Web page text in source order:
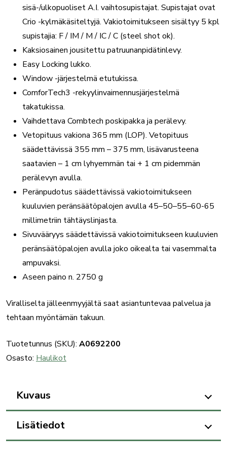
sisä-/ulkopuoliset A.I. vaihtosupistajat. Supistajat ovat
Crio -kylmäkäsiteltyjä. Vakiotoimitukseen sisältyy 5 kpl
supistajia: F / IM / M / IC / C (steel shot ok).
Kaksiosainen jousitettu patruunanpidätinlevy.
Easy Locking lukko.
Window -järjestelmä etutukissa.
ComforTech3 -rekyylinvaimennusjärjestelmä
takatukissa.
Vaihdettava Combtech poskipakka ja perälevy.
Vetopituus vakiona 365 mm (LOP). Vetopituus
säädettävissä 355 mm – 375 mm, lisävarusteena
saatavien – 1 cm lyhyemmän tai + 1 cm pidemmän
perälevyn avulla.
Peränpudotus säädettävissä vakiotoimitukseen
kuuluvien peränsäätöpalojen avulla 45–50–55–60-65
millimetriin tähtäyslinjasta.
Sivuvääryys säädettävissä vakiotoimitukseen kuuluvien
peränsäätöpalojen avulla joko oikealta tai vasemmalta
ampuvaksi.
Aseen paino n. 2750 g
Viralliselta jälleenmyyjältä saat asiantuntevaa palvelua ja
tehtaan myöntämän takuun.
Tuotetunnus (SKU): A0692200
Osasto: Haulikot
Kuvaus
Lisätiedot